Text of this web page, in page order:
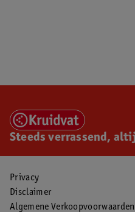
Steeds verrassend,
Privacy
Disclaimer
Algemene Verkoopvoorwaarden